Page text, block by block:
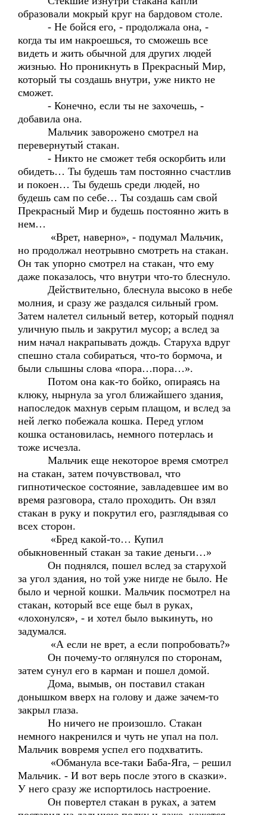
образовали мокрый круг на бардовом столе.
- Не бойся его, - продолжала она, -
когда ты им накроешься, то сможешь все
видеть и жить обычной для других людей
жизнью. Но проникнуть в Прекрасный Мир,
который ты создашь внутри, уже никто не
сможет.
- Конечно, если ты не захочешь, -
добавила она.
Мальчик заворожено смотрел на
перевернутый стакан.
- Никто не сможет тебя оскорбить или
обидеть… Ты будешь там постоянно счастлив
и покоен… Ты будешь среди людей, но
будешь сам по себе… Ты создашь сам свой
Прекрасный Мир и будешь постоянно жить в
нем…
«Врет, наверно», - подумал Мальчик,
но продолжал неотрывно смотреть на стакан.
Он так упорно смотрел на стакан, что ему
даже показалось, что внутри что-то блеснуло.
Действительно, блеснула высоко в небе
молния, и сразу же раздался сильный гром.
Затем налетел сильный ветер, который поднял
уличную пыль и закрутил мусор; а вслед за
ним начал накрапывать дождь. Старуха вдруг
спешно стала собираться, что-то бормоча, и
были слышны слова «пора…пора…».
Потом она как-то бойко, опираясь на
клюку, нырнула за угол ближайшего здания,
напоследок махнув серым плащом, и вслед за
ней легко побежала кошка. Перед углом
кошка остановилась, немного потерлась и
тоже исчезла.
Мальчик еще некоторое время смотрел
на стакан, затем почувствовал, что
гипнотическое состояние, завладевшее им во
время разговора, стало проходить. Он взял
стакан в руку и покрутил его, разглядывая со
всех сторон.
«Бред какой-то… Купил
обыкновенный стакан за такие деньги…»
Он поднялся, пошел вслед за старухой
за угол здания, но той уже нигде не было. Не
было и черной кошки. Мальчик посмотрел на
стакан, который все еще был в руках,
«лохонулся», - и хотел было выкинуть, но
задумался.
«А если не врет, а если попробовать?»
Он почему-то оглянулся по сторонам,
затем сунул его в карман и пошел домой.
Дома, вымыв, он поставил стакан
донышком вверх на голову и даже зачем-то
закрыл глаза.
Но ничего не произошло. Стакан
немного накренился и чуть не упал на пол.
Мальчик вовремя успел его подхватить.
«Обманула все-таки Баба-Яга, – решил
Мальчик. - И вот верь после этого в сказки».
У него сразу же испортилось настроение.
Он повертел стакан в руках, а затем